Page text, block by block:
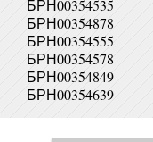
БРН00354535
БРН00354878
БРН00354555
БРН00354578
БРН00354849
БРН00354639